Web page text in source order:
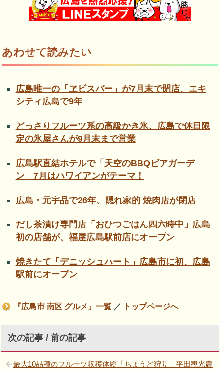
あわせて読みたい
広島唯一の「ヱビスバー」が7月末で閉店、エキ
シティ広島で9年
どっさりフルーツ系の高級かき氷、広島で休日限
定の氷屋さんが9月末まで営業
広島駅直結ホテルで「天空のBBQビアガーデ
ン」7月はハワイアンがテーマ！
広島・元宇品で26年、隠れ家的 焼肉店が閉店
だし茶漬け専門店「おひつごはん四六時中」広島
初の店舗が、福屋広島駅前店にオープン
焼きたて「デニッシュハート」広島市に初、広島
駅前にオープン
『広島市 南区 グルメ』一覧 ／ トップページへ
次の記事 / 前の記事
最大10品種のフルーツ収穫体験「ちょうど狩り」平田観光農